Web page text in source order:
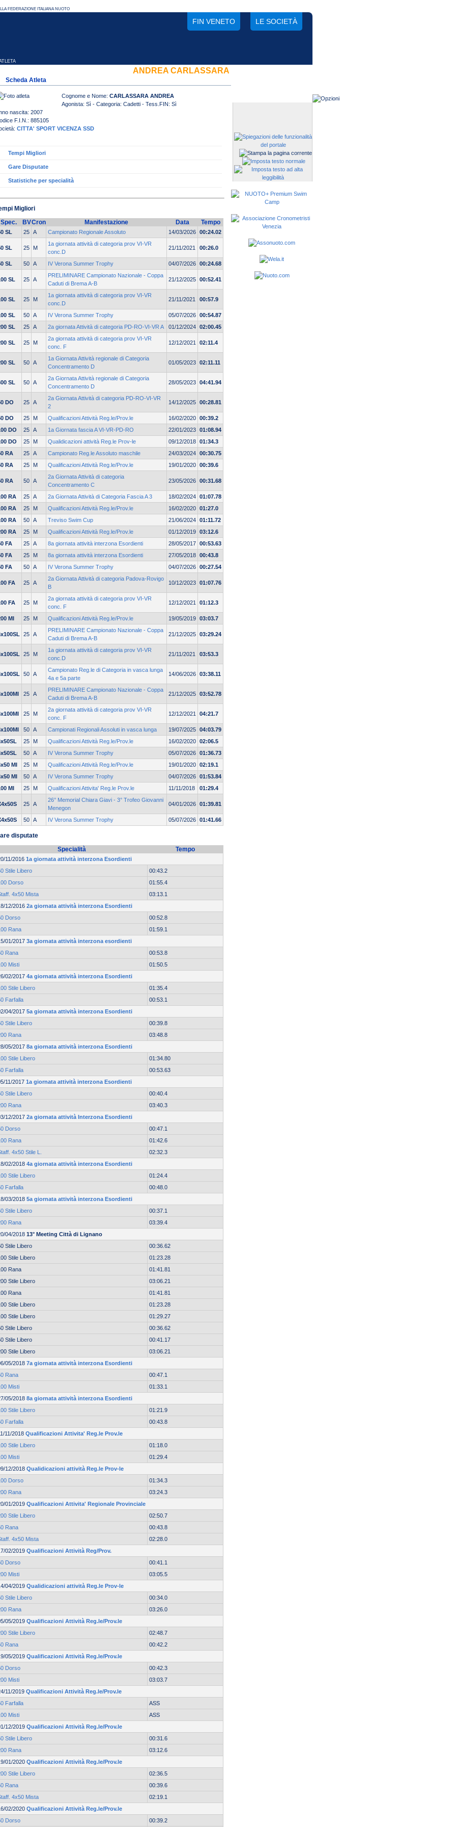
FIN VENETO LE SOCIETÀ
ANDREA CARLASSARA
Scheda Atleta
Cognome e Nome: CARLASSARA ANDREA
Agonista: Sì - Categoria: Cadetti - Tess.FIN: Sì
nascita: 2007
F.I.N.: 885105
CITTA' SPORT VICENZA SSD
Tempi Migliori
Gare Disputate
Statistiche per specialità
Migliori
Spec.
BVCron Manifestazione Data Tempo
SL 25 A Campionato Regionale Assoluto 14/03/2026 00:24.02
SL 25 M
1a giornata attività di categoria prov VI-VR
conc.D
21/11/2021 00:26.0
SL 50 A IV Verona Summer Trophy 04/07/2026 00:24.68
SL 25 A
PRELIMINARE Campionato Nazionale - Coppa
Caduti di Brema A-B
21/12/2025 00:52.41
SL 25 M
1a giornata attività di categoria prov VI-VR
conc.D
21/11/2021 00:57.9
SL 50 A IV Verona Summer Trophy 05/07/2026 00:54.87
SL
25 A 2a giornata Attività di categoria PD-RO-VI-VR A 01/12/2024 02:00.45
SL 25 M
2a giornata attività di categoria prov VI-VR
conc. F
12/12/2021 02:11.4
SL 50 A
1a Giornata Attività regionale di Categoria
Concentramento D
01/05/2023 02:11.11
SL 50 A
2a Giornata Attività regionale di Categoria
Concentramento D
28/05/2023 04:41.94
DO 25 A
2a Giornata Attività di categoria PD-RO-VI-VR
2
14/12/2025 00:28.81
DO 25 M Qualificazioni Attività Reg.le/Prov.le 16/02/2020 00:39.2
DO
25 A 1a Giornata fascia A VI-VR-PD-RO 22/01/2023 01:08.94
DO
25 M Qualidicazioni attività Reg.le Prov-le 09/12/2018 01:34.3
RA
25 A Campionato Reg.le Assoluto maschile 24/03/2024 00:30.75
RA
25 M Qualificazioni Attività Reg.le/Prov.le 19/01/2020 00:39.6
RA 50 A
2a Giornata Attività di categoria
Concentramento C
23/05/2026 00:31.68
RA 25 A 2a Giornata Attività di Categoria Fascia A 3 18/02/2024 01:07.78
RA
25 M Qualificazioni Attività Reg.le/Prov.le 16/02/2020 01:27.0
RA
50 A Treviso Swim Cup 21/06/2024 01:11.72
RA
25 M Qualificazioni Attività Reg.le/Prov.le 01/12/2019 03:12.6
FA
25 A 8a giornata attività interzona Esordienti 28/05/2017 00:53.63
FA
25 M 8a giornata attività interzona Esordienti 27/05/2018 00:43.8
FA
50 A IV Verona Summer Trophy 04/07/2026 00:27.54
FA 25 A
2a Giornata Attività di categoria Padova-Rovigo
B
10/12/2023 01:07.76
FA 25 M
2a giornata attività di categoria prov VI-VR
conc. F
12/12/2021 01:12.3
MI 25 M Qualificazioni Attività Reg.le/Prov.le 19/05/2019 03:03.7
25 A
PRELIMINARE Campionato Nazionale - Coppa
Caduti di Brema A-B
21/12/2025 03:29.24
25 M
1a giornata attività di categoria prov VI-VR
conc.D
21/11/2021 03:53.3
50 A
Campionato Reg.le di Categoria in vasca lunga
4a e 5a parte
14/06/2026 03:38.11
25 A
PRELIMINARE Campionato Nazionale - Coppa
Caduti di Brema A-B
21/12/2025 03:52.78
25 M
2a giornata attività di categoria prov VI-VR
conc. F
12/12/2021 04:21.7
50 A Campionati Regionali Assoluti in vasca lunga 19/07/2025 04:03.79
25 M Qualificazioni Attività Reg.le/Prov.le 16/02/2020 02:06.5
50 A IV Verona Summer Trophy 05/07/2026 01:36.73
MI
25 M Qualificazioni Attività Reg.le/Prov.le 19/01/2020 02:19.1
MI
50 A IV Verona Summer Trophy 04/07/2026 01:53.84
MI
25 M Qualificazioni Attivita' Reg.le Prov.le 11/11/2018 01:29.4
25 A
26° Memorial Chiara Giavi - 3° Trofeo Giovanni
Menegon
04/01/2026 01:39.81
50 A IV Verona Summer Trophy 05/07/2026 01:41.66
disputate
Specialità
Tempo
11/2016 1a giornata attività interzona Esordienti
Stile Libero
00:43.2
Dorso
01:55.4
4x50 Mista
03:13.1
12/2016 2a giornata attività interzona Esordienti
Dorso
00:52.8
Rana
01:59.1
01/2017 3a giornata attività interzona esordienti
Rana
00:53.8
Misti
01:50.5
02/2017 4a giornata attività interzona Esordienti
Stile Libero
01:35.4
Farfalla
00:53.1
04/2017 5a giornata attività interzona Esordienti
Stile Libero
00:39.8
Rana
03:48.8
05/2017 8a giornata attività interzona Esordienti
Stile Libero
01:34.80
Farfalla
00:53.63
11/2017 1a giornata attività interzona Esordienti
Stile Libero
00:40.4
Rana
03:40.3
12/2017 2a giornata attività Interzona Esordienti
Dorso
00:47.1
Rana
01:42.6
4x50 Stile L.
02:32.3
02/2018 4a giornata attività interzona Esordienti
Stile Libero
01:24.4
Farfalla
00:48.0
03/2018 5a giornata attività interzona Esordienti
Stile Libero
00:37.1
Rana
03:39.4
04/2018 13° Meeting Città di Lignano
Stile Libero
00:36.62
Stile Libero
01:23.28
Rana
01:41.81
Stile Libero
03:06.21
Rana
01:41.81
Stile Libero
01:23.28
Stile Libero
01:29.27
Stile Libero
00:36.62
Stile Libero
00:41.17
Stile Libero
03:06.21
05/2018 7a giornata attività interzona Esordienti
Rana
00:47.1
Misti
01:33.1
05/2018 8a giornata attività interzona Esordienti
Stile Libero
01:21.9
Farfalla
00:43.8
11/2018 Qualificazioni Attivita' Reg.le Prov.le
Stile Libero
01:18.0
Misti
01:29.4
12/2018 Qualidicazioni attività Reg.le Prov-le
Dorso
01:34.3
Rana
03:24.3
01/2019 Qualificazioni Attivita' Regionale Provinciale
Stile Libero
02:50.7
Rana
00:43.8
4x50 Mista
02:28.0
02/2019 Qualificazioni Attività Reg/Prov.
Dorso
00:41.1
Misti
03:05.5
04/2019 Qualidicazioni attività Reg.le Prov-le
Stile Libero
00:34.0
Rana
03:26.0
05/2019 Qualificazioni Attività Reg.le/Prov.le
Stile Libero
02:48.7
Rana
00:42.2
05/2019 Qualificazioni Attività Reg.le/Prov.le
Dorso
00:42.3
Misti
03:03.7
11/2019 Qualificazioni Attività Reg.le/Prov.le
Farfalla
ASS
Misti
ASS
12/2019 Qualificazioni Attività Reg.le/Prov.le
Stile Libero
00:31.6
Rana
03:12.6
01/2020 Qualificazioni Attività Reg.le/Prov.le
Stile Libero
02:36.5
Rana
00:39.6
4x50 Mista
02:19.1
02/2020 Qualificazioni Attività Reg.le/Prov.le
Dorso
00:39.2